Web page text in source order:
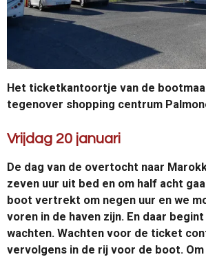
Het ticketkantoortje van de
tegenover shopping centrum
Vrijdag 20 januari
De dag van de overtocht naar
zeven uur uit bed en om half acht
boot vertrekt om negen uur en we
voren in de haven zijn. En daar
wachten. Wachten voor de ticket
vervolgens in de rij voor de boot.